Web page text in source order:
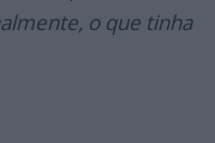
o que tinha